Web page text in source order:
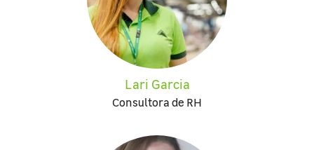
Lari Garcia
Consultora de RH